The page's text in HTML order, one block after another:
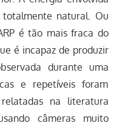
natural. Ou
é tão mais fraca do
é incapaz de produzir
durante uma
e repetíveis foram
na literatura
câmeras muito